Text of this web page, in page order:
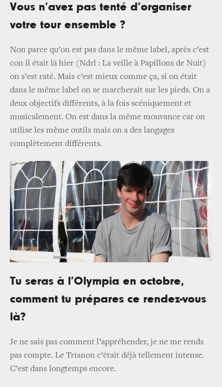
Vous n’avez pas tenté d’organiser
votre tour ensemble ?
Non parce qu’on est pas dans le même label, après c’est
con il était là hier (Ndrl : La veille à Papillons de Nuit)
on s’est raté. Mais c’est mieux comme ça, si on était
dans le même label on se marcherait sur les pieds. On a
deux objectifs différents, à la fois scéniquement et
musicalement. On est dans la même mouvance car on
utilise les même outils mais on a des langages
complètement différents.
Tu seras à l’Olympia en octobre,
comment tu prépares ce rendez-vous
là?
Je ne sais pas comment l’appréhender, je ne me rends
pas compte. Le Trianon c’était déjà tellement intense.
C’est dans longtemps encore.